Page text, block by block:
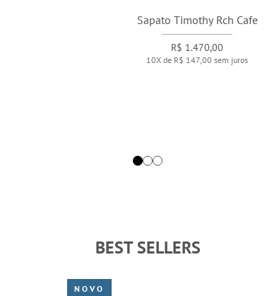
Sapato Timothy Rch Cafe
10X de R$ 147,00 sem juros
BEST SELLERS